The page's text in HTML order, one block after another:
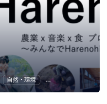
自然・環境 健康・ウェルネス